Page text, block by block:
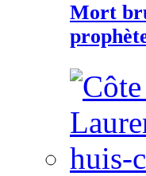
Mort